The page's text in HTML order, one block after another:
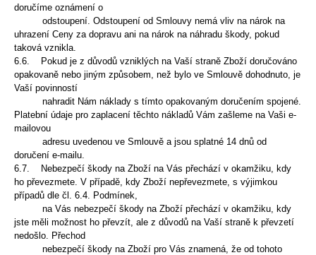
doručíme oznámení o
odstoupení. Odstoupení od Smlouvy nemá vliv na nárok na
uhrazení Ceny za dopravu ani na nárok na náhradu škody, pokud
taková vznikla.
6.6. Pokud je z důvodů vzniklých na Vaší straně Zboží doručováno
opakovaně nebo jiným způsobem, než bylo ve Smlouvě dohodnuto, je
Vaší povinností
nahradit Nám náklady s tímto opakovaným doručením spojené.
Platební údaje pro zaplacení těchto nákladů Vám zašleme na Vaši e-
mailovou
adresu uvedenou ve Smlouvě a jsou splatné 14 dnů od
doručení e-mailu.
6.7. Nebezpečí škody na Zboží na Vás přechází v okamžiku, kdy
ho převezmete. V případě, kdy Zboží nepřevezmete, s výjimkou
případů dle čl. 6.4. Podmínek,
na Vás nebezpečí škody na Zboží přechází v okamžiku, kdy
jste měli možnost ho převzít, ale z důvodů na Vaší straně k převzetí
nedošlo. Přechod
nebezpečí škody na Zboží pro Vás znamená, že od tohoto